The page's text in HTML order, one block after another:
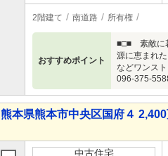
2階建て 南道路 所有権
おすすめポイント
■□■ 素敵に
源に恵まれ
などワンス
096-375-
熊本県熊本市中央区国府４
中古住宅